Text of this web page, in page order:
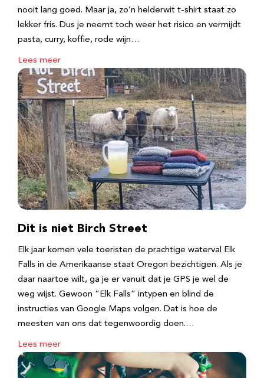
nooit lang goed. Maar ja, zo’n helderwit t-shirt staat zo
lekker fris. Dus je neemt toch weer het risico en vermijdt
pasta, curry, koffie, rode wijn…
Lees meer
Dit is niet Birch Street
Elk jaar komen vele toeristen de prachtige waterval Elk
Falls in de Amerikaanse staat Oregon bezichtigen. Als je
daar naartoe wilt, ga je er vanuit dat je GPS je wel de
weg wijst. Gewoon “Elk Falls” intypen en blind de
instructies van Google Maps volgen. Dat is hoe de
meesten van ons dat tegenwoordig doen.…
Lees meer